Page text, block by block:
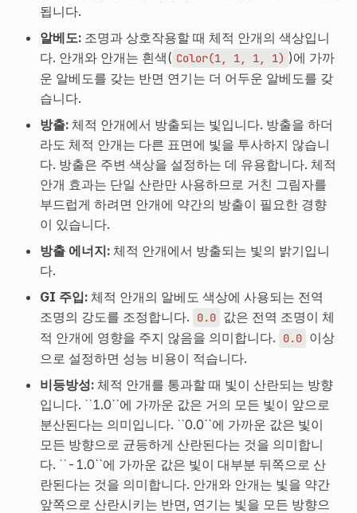
됩니다.
알베도:조명과 상호작용할 때 체적 안개의 색상입니
다. 안개와 안개는 흰색( Color(1, 1, 1, 1) )에 가까
운 알베도를 갖는 반면 연기는 더 어두운 알베도를 갖
습니다.
방출:체적 안개에서 방출되는 빛입니다. 방출을 하더
라도 체적 안개는 다른 표면에 빛을 투사하지 않습니
다. 방출은 주변 색상을 설정하는 데 유용합니다. 체적
안개 효과는 단일 산란만 사용하므로 거친 그림자를
부드럽게 하려면 안개에 약간의 방출이 필요한 경향
이 있습니다.
방출 에너지:체적 안개에서 방출되는 빛의 밝기입니
다.
GI 주입:체적 안개의 알베도 색상에 사용되는 전역
조명의 강도를 조정합니다.
0.0 값은 전역 조명이 체
적 안개에 영향을 주지 않음을 의미합니다.
0.0 이상
으로 설정하면 성능 비용이 적습니다.
비등방성:체적 안개를 통과할 때 빛이 산란되는 방향
입니다. ``1.0``에 가까운 값은 거의 모든 빛이 앞으로
분산된다는 의미입니다. ``0.0``에 가까운 값은 빛이
모든 방향으로 균등하게 산란된다는 것을 의미합니
다. `` -1.0``에 가까운 값은 빛이 대부분 뒤쪽으로 산
란된다는 것을 의미합니다. 안개와 안개는 빛을 약간
앞쪽으로 산란시키는 반면, 연기는 빛을 모든 방향으